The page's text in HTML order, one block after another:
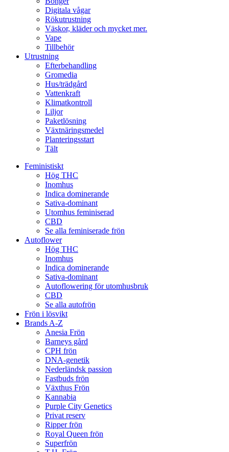
Digitala vågar
Rökutrustning
Väskor, kläder och mycket mer.
Vape
Tillbehör
Utrustning
Efterbehandling
Gromedia
Hus/trädgård
Vattenkraft
Klimatkontroll
Liljor
Paketlösning
Växtnäringsmedel
Planteringsstart
Tält
Feministiskt
Hög THC
Inomhus
Indica dominerande
Sativa-dominant
Utomhus feminiserad
CBD
Se alla feminiserade frön
Autoflower
Hög THC
Inomhus
Indica dominerande
Sativa-dominant
Autoflowering för utomhusbruk
CBD
Se alla autofrön
Frön i lösvikt
Brands A-Z
Anesia Frön
Barneys gård
CPH frön
DNA-genetik
Nederländsk passion
Fastbuds frön
Växthus Frön
Kannabia
Purple City Genetics
Privat reserv
Ripper frön
Royal Queen frön
Superfrön